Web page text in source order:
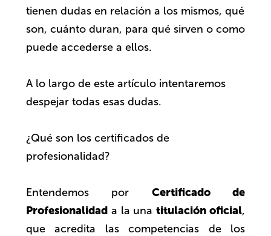
tienen dudas en relación a los mismos, qué
son, cuánto duran, para qué sirven o como
puede accederse a ellos.
A lo largo de este artículo intentaremos
despejar todas esas dudas.
¿Qué son los certificados de
profesionalidad?
Entendemos por Certificado de
Profesionalidad a la unatitulación oficial,
que acredita las competencias de los